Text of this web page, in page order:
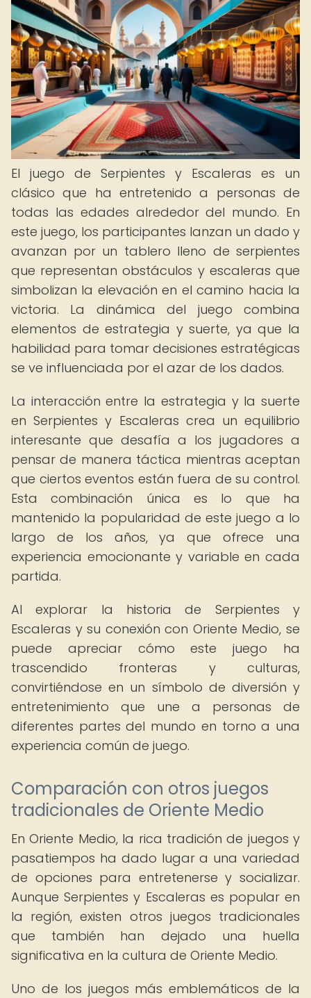
El juego de Serpientes y Escaleras es un
clásico que ha entretenido a personas de
todas las edades alrededor del mundo. En
este juego, los participantes lanzan un dado y
avanzan por un tablero lleno de serpientes
que representan obstáculos y escaleras que
simbolizan la elevación en el camino hacia la
victoria. La dinámica del juego combina
elementos de estrategia y suerte, ya que la
habilidad para tomar decisiones estratégicas
se ve influenciada por el azar de los dados.
La interacción entre la estrategia y la suerte
en Serpientes y Escaleras crea un equilibrio
interesante que desafía a los jugadores a
pensar de manera táctica mientras aceptan
que ciertos eventos están fuera de su control.
Esta combinación única es lo que ha
mantenido la popularidad de este juego a lo
largo de los años, ya que ofrece una
experiencia emocionante y variable en cada
partida.
Al explorar la historia de Serpientes y
Escaleras y su conexión con Oriente Medio, se
puede apreciar cómo este juego ha
trascendido fronteras y culturas,
convirtiéndose en un símbolo de diversión y
entretenimiento que une a personas de
diferentes partes del mundo en torno a una
experiencia común de juego.
Comparación con otros juegos
tradicionales de Oriente Medio
En Oriente Medio, la rica tradición de juegos y
pasatiempos ha dado lugar a una variedad
de opciones para entretenerse y socializar.
Aunque Serpientes y Escaleras es popular en
la región, existen otros juegos tradicionales
que también han dejado una huella
significativa en la cultura de Oriente Medio.
Uno de los juegos más emblemáticos de la